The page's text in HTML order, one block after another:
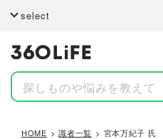
select
HOME 識者一覧 宮本万紀子 氏